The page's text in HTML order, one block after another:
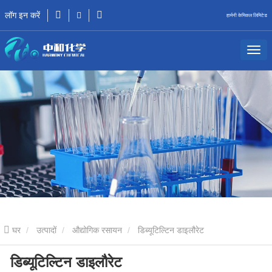
लॉग इन करें हार्मनी केमिकल लिमिटेड
घर उत्पादों औद्योगिक रसायन डिब्यूटिल्टिन डाइलौरेट
डिब्यूटिल्टिन डाइलौरेट